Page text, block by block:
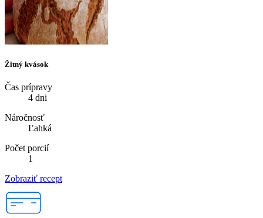
Žitný kvások
Čas prípravy
4 dni
Náročnosť
Ľahká
Počet porcií
1
Zobraziť recept